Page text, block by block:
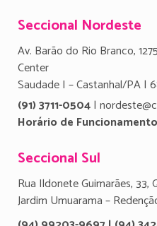
Seccional Nordeste
Av. Barão do Rio Branco,
Center
Saudade I – Castanhal/PA |
(91) 3711-0504|
Horário de
Seccional Sul
Rua Ildonete Guimarães, 33,
Jardim Umuarama –